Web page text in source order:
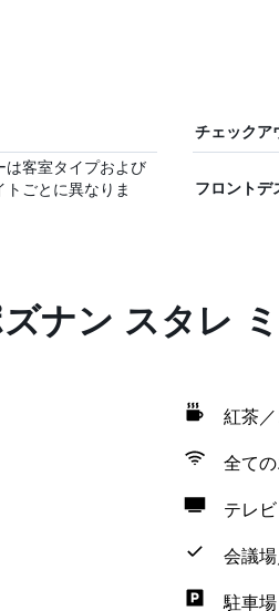
チェックア
は客室タイプおよび
トごとに異なりま
フロントデ
ナン スタレ
紅茶
全て
テレビ
会議
駐車場